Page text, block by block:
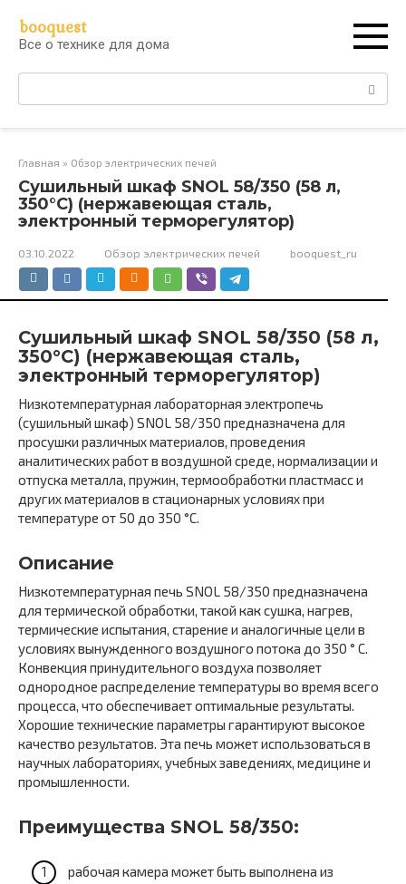
контенту
booquest
Все о технике для дома
Поиск:
Главная » Обзор электрических печей
Сушильный шкаф SNOL 58/350 (58 л,
350°С) (нержавеющая сталь,
электронный терморегулятор)
03.10.2022 Обзор электрических печей booquest_ru
Сушильный шкаф SNOL 58/350 (58 л,
350°С) (нержавеющая сталь,
электронный терморегулятор)
Низкотемпературная лабораторная электропечь
(сушильный шкаф) SNOL 58/350 предназначена для
просушки различных материалов, проведения
аналитических работ в воздушной среде, нормализации и
отпуска металла, пружин, термообработки пластмасс и
других материалов в стационарных условиях при
температуре от 50 до 350 °С.
Описание
Низкотемпературная печь SNOL 58/350 предназначена
для термической обработки, такой как сушка, нагрев,
термические испытания, старение и аналогичные цели в
условиях вынужденного воздушного потока до 350 ° C.
Конвекция принудительного воздуха позволяет
однородное распределение температуры во время всего
процесса, что обеспечивает оптимальные результаты.
Хорошие технические параметры гарантируют высокое
качество результатов. Эта печь может использоваться в
научных лабораториях, учебных заведениях, медицине и
промышленности.
Преимущества SNOL 58/350:
рабочая камера может быть выполнена из